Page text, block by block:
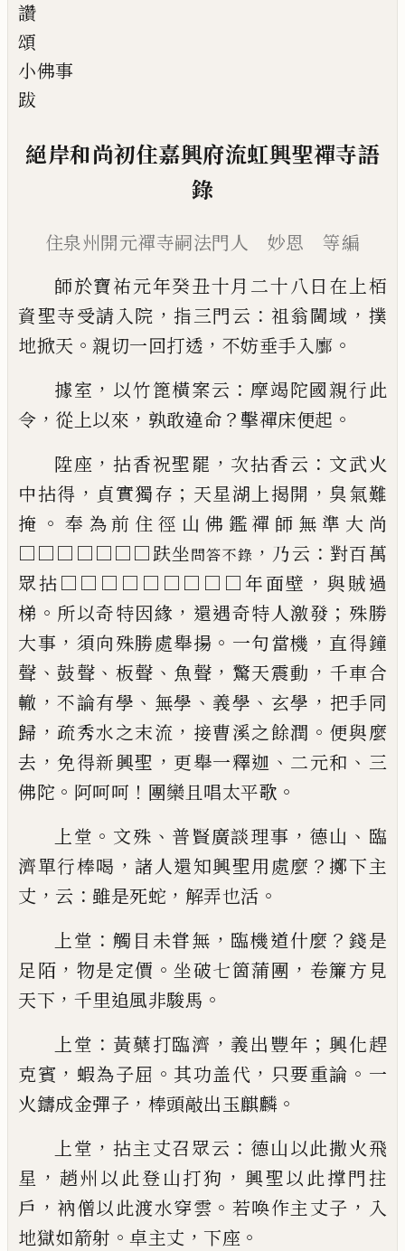
讚
頌
小佛事
跋
絕岸和尚初住嘉興府流虹興聖禪寺語
錄
住泉州開元禪寺嗣法門人 妙恩 等編
師於寶祐元年癸丑十月二十八日在上栢
資聖寺受請入院 ， 指三門云 ： 祖翁閫域 ， 撲
地掀天 。 親切一回打透 ， 不妨垂手入𢌅 。
據室 ， 以竹篦橫案云 ： 摩竭陀國親行此
令 ， 從上以來 ， 孰敢違命 ？擊禪床便起 。
陞座 ，拈香祝聖罷 ， 次拈香云 ： 文武火
中拈得 ， 貞實獨存 ； 天星湖上揭開 ， 臭氣難
掩 。 奉為前住徑山佛鑑禪師無準大尚
□□□□□□□趺坐問答不錄 ， 乃云 ：對百萬
眾拈□□□□□□□□□ 年面壁 ， 與賊過
梯 。 所以奇特因緣 ， 還遇奇特人激發 ； 殊勝
大事 ， 須向殊勝處舉揚 。 一句當機 ， 直得鐘
聲 、鼓聲 、 板聲 、 魚聲 ， 驚天震動 ， 千車合
轍 ，不論有學 、 無學 、 義學 、 玄學 ， 把手同
歸 ， 疏秀水之末流 ， 接曹溪之餘潤 。 便與麼
去 ，免得新興聖 ， 更舉一釋迦 、 二元和 、 三
佛陀 。 阿呵呵 ！ 團欒且唱太平歌 。
上堂 。 文殊 、 普賢廣談理事 ， 德山 、 臨
濟單行棒喝 ，諸人還知興聖用處麼 ？ 擲下主
丈 ， 云 ： 雖是死蛇 ， 解弄也活 。
上堂 ：觸目未甞無 ， 臨機道什麼 ？ 錢是
足陌 ， 物是定價 。 坐破七箇蒲團 ， 卷簾方見
天下 ， 千里追風非駿馬 。
上堂 ： 黃蘗打臨濟 ， 義出豐年 ； 興化趕
克賓 ， 蝦為子屈 。其功盖代 ， 只要重論 。 一
火鑄成金彈子 ， 棒頭敲出玉麒麟 。
上堂 ，拈主丈召眾云 ： 德山以此撒火飛
星 ， 趙州以此登山打狗 ， 興聖以此撑門拄
戶 ， 衲僧以此渡水穿雲 。 若喚作主丈子 ， 入
地獄如箭射 。 卓主丈 ， 下座 。